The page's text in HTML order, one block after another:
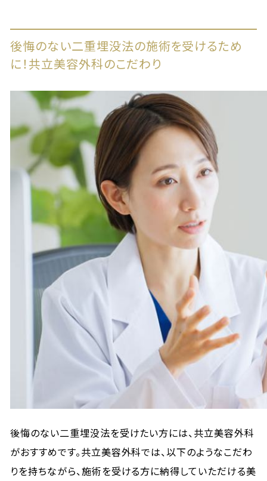
後悔のない二重埋没法の施術を受けるため
に！共立美容外科のこだわり
後悔のない二重埋没法を受けたい方には、共立美容外科
がおすすめです。共立美容外科では、以下のようなこだわ
りを持ちながら、施術を受ける方に納得していただける美